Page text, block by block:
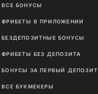
ВСЕ БОНУСЫ
ФРИБЕТЫ В ПРИЛОЖЕНИИ
БЕЗДЕПОЗИТНЫЕ БОНУСЫ
ФРИБЕТЫ БЕЗ ДЕПОЗИТА
БОНУСЫ ЗА ПЕРВЫЙ ДЕПОЗИТ
ВСЕ БУКМЕКЕРЫ